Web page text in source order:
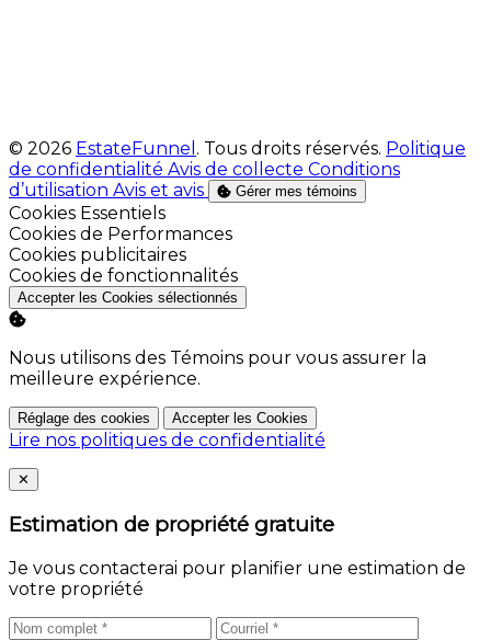
© 2026 EstateFunnel . Tous droits réservés. Politique
de confidentialité Avis de collecte Conditions
d’utilisation Avis et avis Gérer mes témoins
Activer
Cookies Essentiels
Activer
Cookies de Performances
Activer
Cookies publicitaires
Activer
Cookies de fonctionnalités
Accepter les Cookies sélectionnés
Nous utilisons des Témoins pour vous assurer la
meilleure expérience.
Réglage des cookies Accepter les Cookies
Lire nos politiques de confidentialité
Close
✕
Estimation de propriété gratuite
Je vous contacterai pour planifier une estimation de
votre propriété